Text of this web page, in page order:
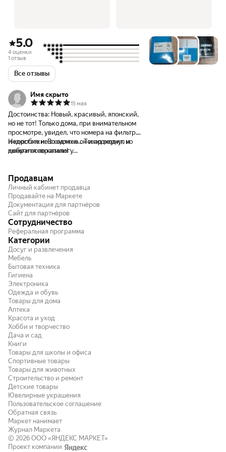
5.0
4 оценки
1 отзыв
Все отзывы
Имя скрыто
15 мая
Достоинства: Новый, красивый, японский,
но не тот! Только дома, при внимательном
просмотре, увидел, что номера на фильтре
и коробке не сходятся... Товар вернул и
деньги возвратили!
Недостатки: Возможно он и подходит, но
выбрал я по каталогу...
Продавцам
Личный кабинет продавца
Продавайте на Маркете
Документация для партнёров
Сайт для партнёров
Сотрудничество
Реферальная программа
Категории
Досуг и развлечения
Мебель
Бытовая техника
Гигиена
Электроника
Одежда и обувь
Товары для дома
Аптека
Красота и уход
Хобби и творчество
Дача и сад
Книги
Товары для школы и офиса
Спортивные товары
Товары для животных
Строительство и ремонт
Детские товары
Ювелирные украшения
Пользовательское соглашение
Обратная связь
Маркет нанимает
Журнал Маркета
© 2026 ООО «ЯНДЕКС МАРКЕТ»
Проект компании